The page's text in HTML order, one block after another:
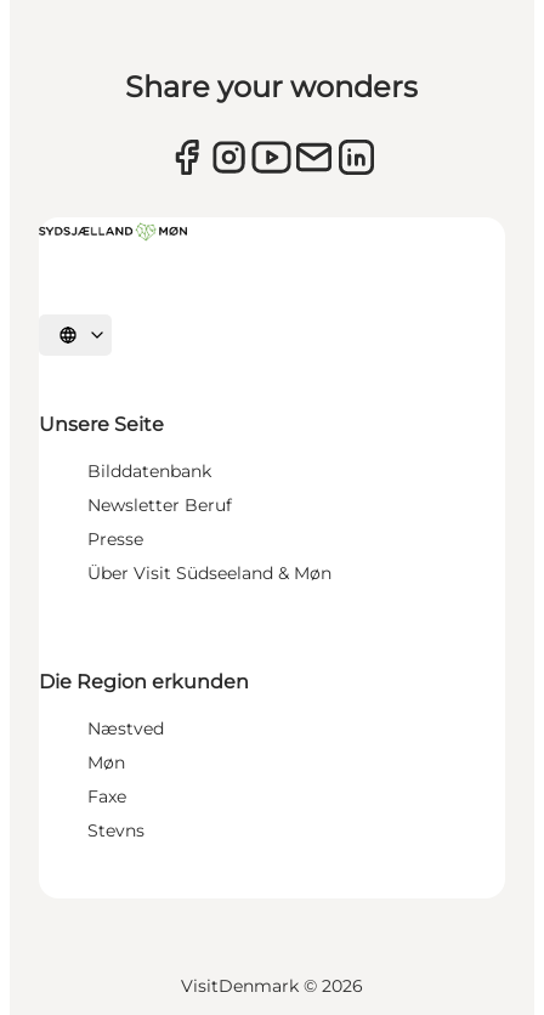
Share your wonders
Sprache auswählen
Unsere Seite
Bilddatenbank
Newsletter Beruf
Presse
Über Visit Südseeland & Møn
Die Region erkunden
Næstved
Møn
Faxe
Stevns
VisitDenmark © 2026